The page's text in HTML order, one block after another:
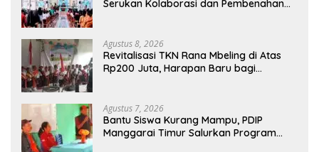
Serukan Kolaborasi dan Pembenahan
Agustus 8, 2026
Revitalisasi TKN Rana Mbeling di Atas
Rp200 Juta, Harapan Baru bagi
Agustus 7, 2026
Bantu Siswa Kurang Mampu, PDIP
Manggarai Timur Salurkan Program